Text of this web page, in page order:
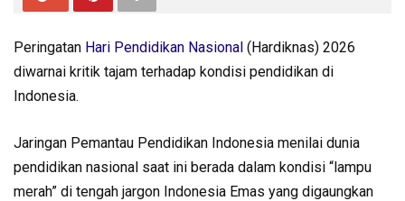
Peringatan Hari Pendidikan Nasional (Hardiknas) 2026
diwarnai kritik tajam terhadap kondisi pendidikan di
Indonesia.
Jaringan Pemantau Pendidikan Indonesia menilai dunia
pendidikan nasional saat ini berada dalam kondisi “lampu
merah” di tengah jargon Indonesia Emas yang digaungkan